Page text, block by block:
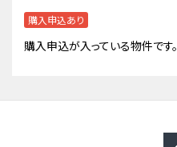
購入申込あり
購入申込が入っている物件です。